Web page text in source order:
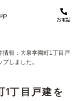
情報：大泉学園町1丁目戸
プしました。
丁目戸建を